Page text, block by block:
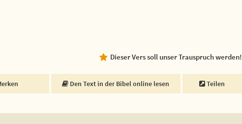
Dieser Vers soll unser Trauspruch werden!
Den Text in der Bibel online lesen Teilen